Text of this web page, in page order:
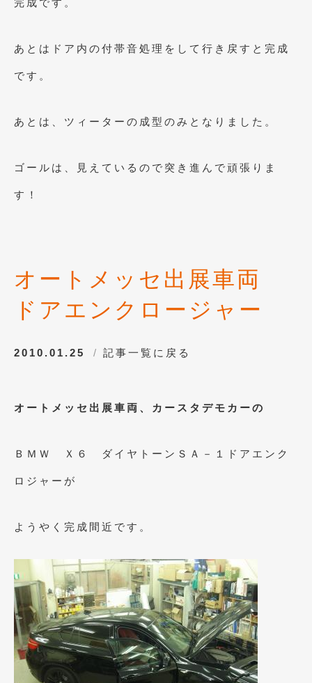
完成です。
あとはドア内の付帯音処理をして行き戻すと完成
です。
あとは、ツィーターの成型のみとなりました。
ゴールは、見えているので突き進んで頑張りま
す！
オートメッセ出展車両
ドアエンクロージャー
2010.01.25 記事一覧に戻る
オートメッセ出展車両、カースタデモカーの
ＢＭＷ Ｘ６ ダイヤトーンＳＡ－１ドアエンク
ロジャーが
ようやく完成間近です。